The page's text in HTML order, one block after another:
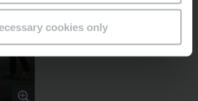
cookies only